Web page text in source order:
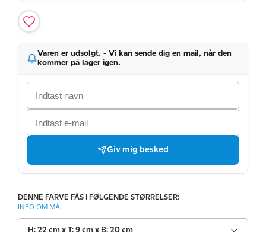
Varen er udsolgt. - Vi kan sende dig en mail, når den
kommer på lager igen.
Giv mig besked
DENNE FARVE FÅS I FØLGENDE STØRRELSER:
INFO OM MÅL
H: 22 cm x T: 9 cm x B: 20 cm